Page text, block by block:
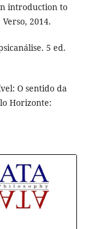
introduction to
2014.
5 ed.
O sentido da
Horizonte: